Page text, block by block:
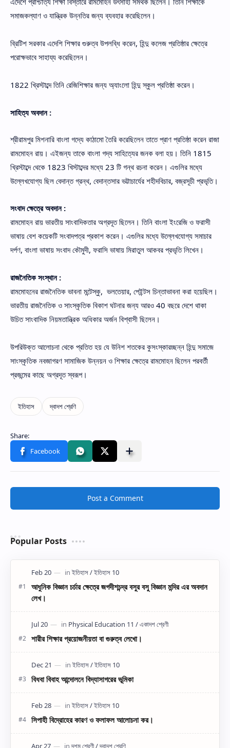
সমাজকল্যাণ ও যান্ত্রিক উন্নতির জন্য ব্যবহার করেছিলেন।
ব্রিটিশ সরকার এদেশি শিক্ষার গুরুত্ব উপলব্ধি করেন, হিন্দু কলেজ প্রতিষ্ঠার ক্ষেত্রে
পরোক্ষভাবে সাহায্য করেছিলেন।
1822 খ্রিস্টাব্দে তিনি রেজিশিক্ষার জন্য অ্যাংলো হিন্দু স্কুল প্রতিষ্ঠা করেন।
সাহিত্য অবদান :
শ্রীরামপুর মিশনারি বাংলা গদ্যে কাঠামো তৈরি করেছিলেন তাতে প্রাণ প্রতিষ্ঠা করেন রাজা
রামমোহন রায়। এইজন্য তাকে বাংলা গদ্য সাহিত্যের জনক বলা হয়। তিনি 1815
খ্রিস্টাব্দে থেকে 1823 খিস্টাব্দের মধ্যে 23 টি গন্থ রচনা করেন। এগুলির মধ্যে
উল্লেখযোগ্য ছিল বেদান্ত গ্রন্থ, বেদান্তসার ভট্টাচার্যের শহীদবিচার, বজ্রসূচী প্রভৃতি।
সংবাদ ক্ষেত্রে অবদান :
রামমোহন রায় ভারতীয় সাংবাদিকতার অগ্রদূত ছিলেন। তিনি বাংলা ইংরেজি ও ফরাসী
ভাষায় বেশ কয়েকটি সংবাদপত্র প্রকাশ করেন। এগুলির মধ্যে উল্লেখযোগ্য সমাচার
দর্পণ, বাংলা ভাষায় সংবাদ কৌমুদী, ফরাসি ভাষায় মিরাতুল আকবর প্রভৃতি লিখেন।
রাজনৈতিক সংস্থান :
রামমোহনের রাজনৈতিক ভাবনা মন্টেস্কু, ভলতেয়ার, পেইন্টস চিন্তাভাবনা করা হয়েছিল।
ভারতীয় রাজনৈতিক ও সাংস্কৃতিক বিকাশ ঘটনার জন্য আরও 40 বছরে দেশে থাকা
উচিত সাংবাদিক নিয়মতান্ত্রিক অধিকার অর্জন বিশ্বাসী ছিলেন।
উপরিউক্ত আলোচনা থেকে প্রতিত হয় যে উনিশ শতকের কুসংস্কারচ্ছন্ন হিন্দু সমাজে
সাংস্কৃতিক নবজাগরণ সামাজিক উন্নয়ন ও শিক্ষার ক্ষেত্রে রামমোহন ছিলেন পরবর্তী
প্রজন্মের কাছে অগ্রদূত স্বরূপ।
Post a Comment
Popular Posts
আধুনিক বিজ্ঞান চর্চার ক্ষেত্রে জগদীশচন্দ্র বসুর বসু বিজ্ঞান মন্দির এর অবদান
লেখ।
শারীর শিক্ষার প্রয়োজনীয়তা বা গুরুত্ব লেখো।
বিধবা বিবাহ আন্দোলনে বিদ্যাসাগরের ভূমিকা
সিপাহী বিদ্রোহের কারণ ও ফলাফল আলোচনা কর।